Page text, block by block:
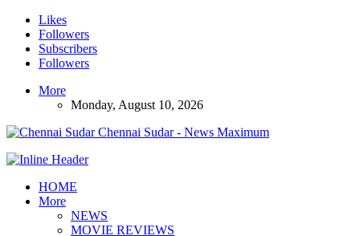
Likes
Followers
Subscribers
Followers
More
Monday, August 10, 2026
Chennai Sudar - News Maximum
HOME
More
NEWS
MOVIE REVIEWS